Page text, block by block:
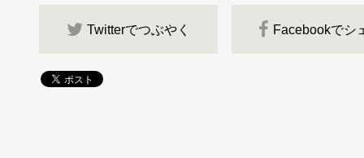
Twitterでつぶやく Facebookでシ